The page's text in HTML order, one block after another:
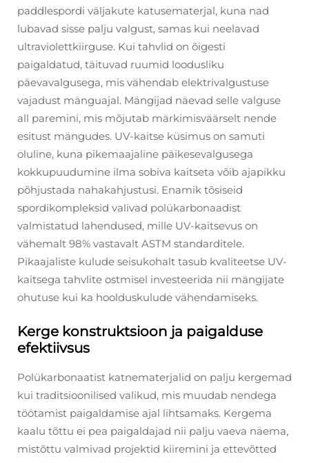
paddlespordi väljakute katusematerjal, kuna nad
lubavad sisse palju valgust, samas kui neelavad
ultraviolettkiirguse. Kui tahvlid on õigesti
paigaldatud, täituvad ruumid loodusliku
päevavalgusega, mis vähendab elektrivalgustuse
vajadust mänguajal. Mängijad näevad selle valguse
all paremini, mis mõjutab märkimisväärselt nende
esitust mängudes. UV-kaitse küsimus on samuti
oluline, kuna pikemaajaline päikesevalgusega
kokkupuudumine ilma sobiva kaitseta võib ajapikku
põhjustada nahakahjustusi. Enamik tõsiseid
spordikompleksid valivad polükarbonaadist
valmistatud lahendused, mille UV-kaitsevus on
vähemalt 98% vastavalt ASTM standarditele.
Pikaajaliste kulude seisukohalt tasub kvaliteetse UV-
kaitsega tahvlite ostmisel investeerida nii mängijate
ohutuse kui ka hoolduskulude vähendamiseks.
Kerge konstruktsioon ja paigalduse
efektiivsus
Polükarbonaatist katnematerjalid on palju kergemad
kui traditsioonilised valikud, mis muudab nendega
töötamist paigaldamise ajal lihtsamaks. Kergema
kaalu tõttu ei pea paigaldajad nii palju vaeva näema,
mistõttu valmivad projektid kiiremini ja ettevõtted